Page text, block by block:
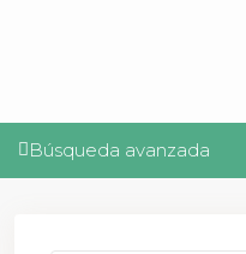
Búsqueda avanzada